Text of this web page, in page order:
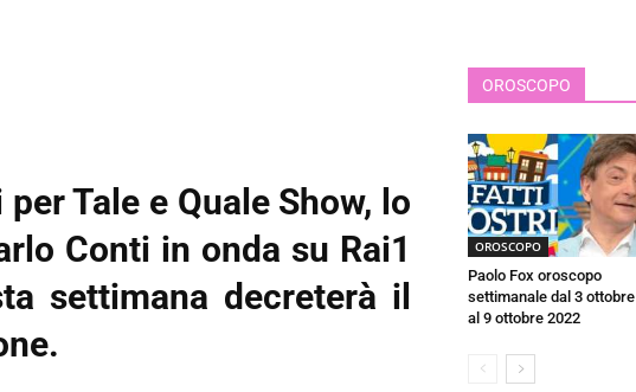
Tale e Quale Show, lo
Conti in onda su Rai1
settimana decreterà il
OROSCOPO
OROSCOPO
Paolo Fox oroscopo
settimanale dal 3 ottobre
al 9 ottobre 2022